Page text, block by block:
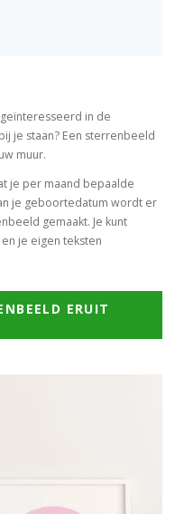
in de
je staan? Een sterrenbeeld
muur.
je per maand bepaalde
je geboortedatum wordt er
gemaakt. Je kunt
je eigen teksten
ERUIT